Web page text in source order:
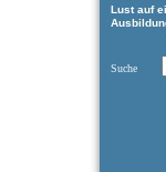
Lust auf
Suche